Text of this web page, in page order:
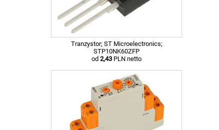
Tranzystor; ST Microelectronics;
STP10NK60ZFP
od 2,43 PLN netto